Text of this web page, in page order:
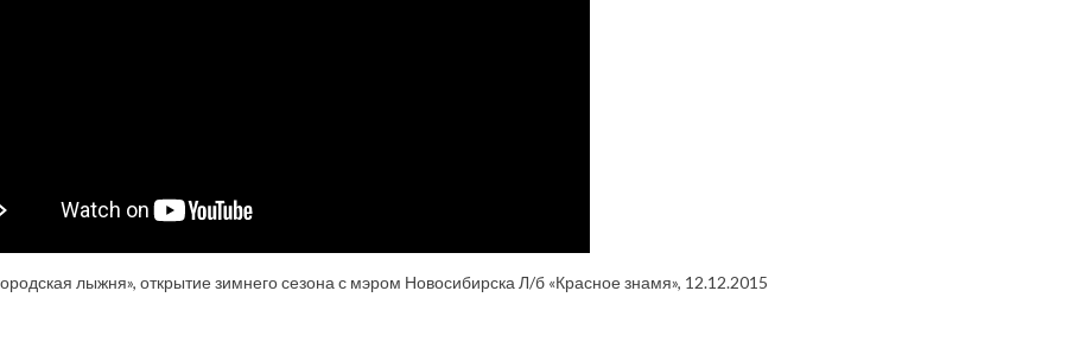
лыжня», открытие зимнего сезона с мэром Новосибирска Л/б «Красное знамя», 12.12.2015